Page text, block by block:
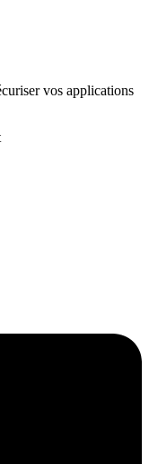
vos applications